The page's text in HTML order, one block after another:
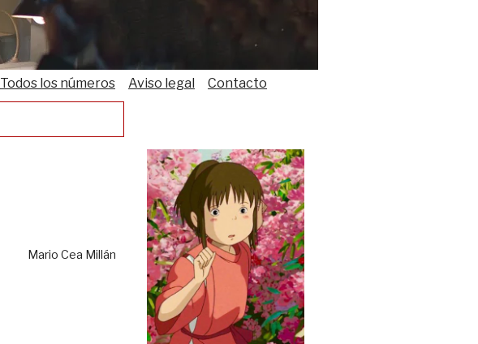
Todos los números Aviso legal Contacto
Mario Cea Millán